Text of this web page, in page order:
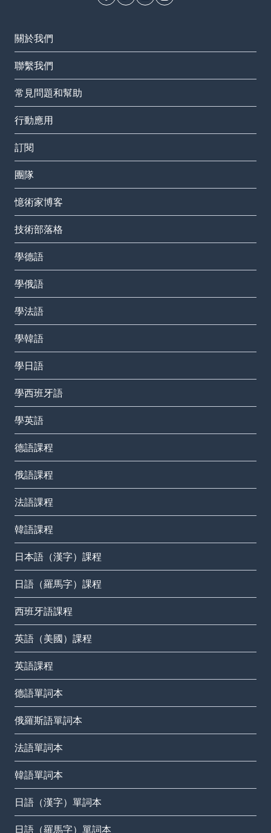
關於我們
聯繫我們
常見問題和幫助
行動應用
訂閱
團隊
憶術家博客
技術部落格
學德語
學俄語
學法語
學韓語
學日語
學西班牙語
學英語
德語課程
俄語課程
法語課程
韓語課程
日本語（漢字）課程
日語（羅馬字）課程
西班牙語課程
英語（美國）課程
英語課程
德語單詞本
俄羅斯語單詞本
法語單詞本
韓語單詞本
日語（漢字）單詞本
日語（羅馬字）單詞本